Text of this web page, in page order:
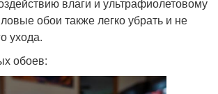
обои также легко убрать и не
ухода.
обоев: